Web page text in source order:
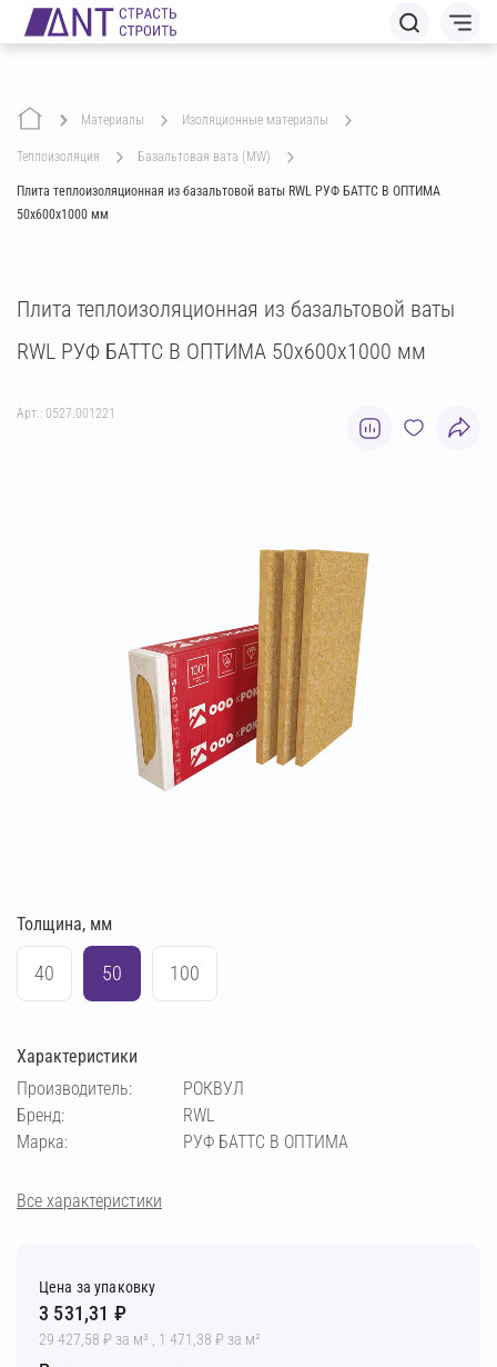
Материалы изоляционные материалы
теплоизоляция базальтовая вата (MW)
Плита теплоизоляционная из базальтовой ваты RWL РУФ БАТТС В ОПТИМА
50х600х1000 мм
Плита теплоизоляционная из базальтовой ваты
RWL РУФ БАТТС В ОПТИМА 50х600х1000 мм
Арт.: 0527.001221
Толщина, мм
40 50 100
Характеристики
Производитель:
РОКВУЛ
Бренд:
RWL
Марка:
РУФ БАТТС В ОПТИМА
Все характеристики
Цена за упаковку
3 531,31 ₽
29 427,58 ₽ за м³ , 1 471,38 ₽ за м²